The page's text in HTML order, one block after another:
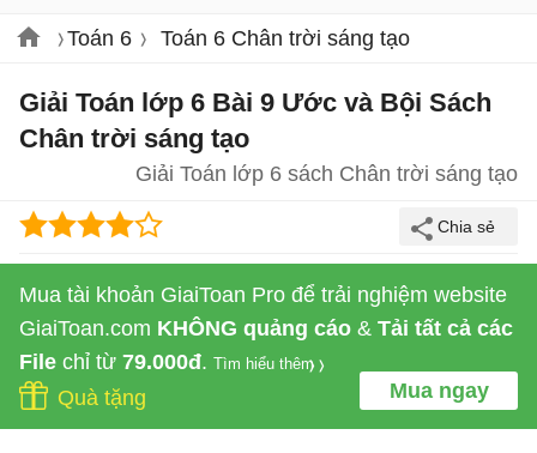
Toán 6 Toán 6 Chân trời sáng tạo
Giải Toán lớp 6 Bài 9 Ước và Bội Sách
Chân trời sáng tạo
Giải Toán lớp 6 sách Chân trời sáng tạo
Mua tài khoản GiaiToan Pro để trải nghiệm website
GiaiToan.com KHÔNG quảng cáo & Tải tất cả các
File chỉ từ 79.000đ. Tìm hiểu thêm
Mua ngay
Quà tặng